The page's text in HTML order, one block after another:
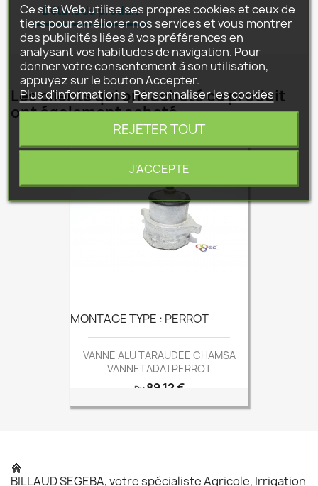
Détails du produit
Les clients qui ont acheté ce produit
ont également acheté...
MONTAGE TYPE : PERROT
VANNE ALU TARAUDEE CHAMSA
VANNETADATPERROT
Du Prix
89,12 €
BILLAUD SEGEBA, votre spécialiste Agricole, Irrigation
Ce site Web utilise ses propres cookies et ceux de
tiers pour améliorer nos services et vous montrer
des publicités liées à vos préférences en
analysant vos habitudes de navigation. Pour
donner votre consentement à son utilisation,
appuyez sur le bouton Accepter.
Plus d'informations Personnaliser les cookies
REJETER TOUT
J'ACCEPTE